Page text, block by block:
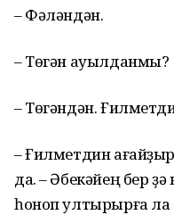
– Фəлəндəн.
– Тɵгəн ауылданмы?
– Тɵгəндəн.
– Ғилметдин
да. – Əбекəйең бер ҙə
һоноп ултырырға ла